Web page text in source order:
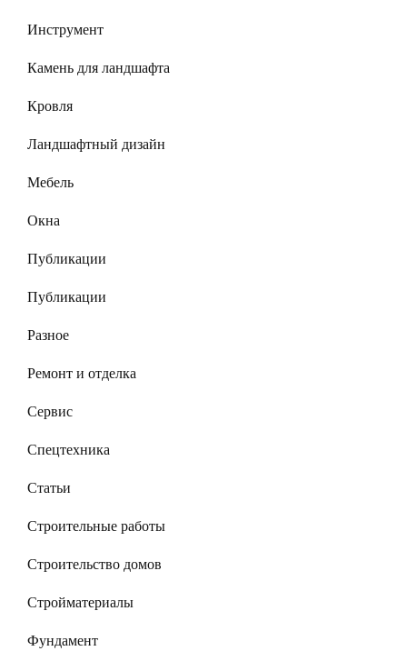
Инструмент
Камень для ландшафта
Кровля
Ландшафтный дизайн
Мебель
Окна
Публикации
Публикации
Разное
Ремонт и отделка
Сервис
Спецтехника
Статьи
Строительные работы
Строительство домов
Стройматериалы
Фундамент